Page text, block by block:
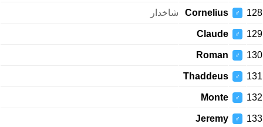
128
♂
Cornelius شاخدار
129
♂
Claude
130
♂
Roman
131
♂
Thaddeus
132
♂
Monte
133
♂
Jeremy